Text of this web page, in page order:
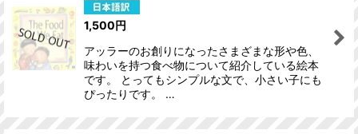
1,500円
アッラーのお創りになったさまざまな形や色、
味わいを持つ食べ物について紹介している絵本
です。 とってもシンプルな文で、小さい子にも
ぴったりです。 …